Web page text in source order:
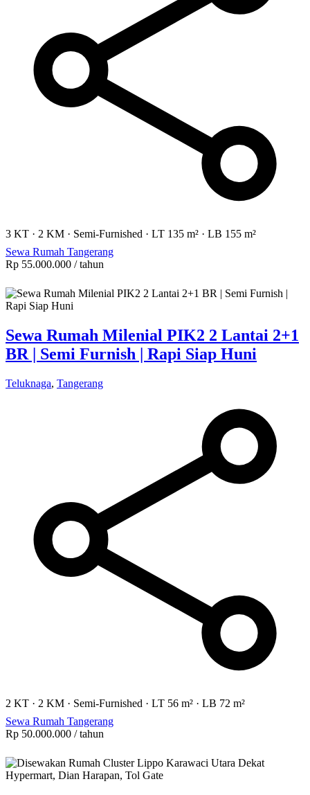
3 KT · 2 KM · Semi-Furnished · LT 135 m² · LB 155 m²
Sewa Rumah Tangerang
Rp 55.000.000 / tahun
Sewa Rumah Milenial PIK2 2 Lantai 2+1
BR | Semi Furnish | Rapi Siap Huni
Teluknaga, Tangerang
2 KT · 2 KM · Semi-Furnished · LT 56 m² · LB 72 m²
Sewa Rumah Tangerang
Rp 50.000.000 / tahun